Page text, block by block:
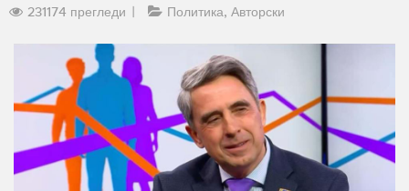
231174 прегледи
Политика Авторски